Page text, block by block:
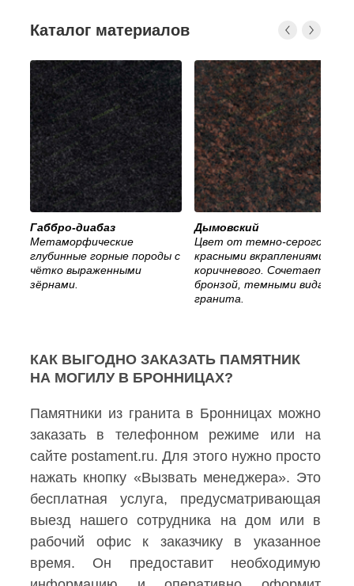
Каталог материалов
Габбро-диабаз
Метаморфические
глубинные горные породы с
чётко выраженными
зёрнами.
Дымовский
Цвет от темно-серого с
красными вкраплениями, до
коричневого. Сочетается с
бронзой, темными видами
гранита.
КАК ВЫГОДНО ЗАКАЗАТЬ ПАМЯТНИК
НА МОГИЛУ В БРОННИЦАХ?
Памятники из гранита в Бронницах можно
заказать в телефонном режиме или на
сайте postament.ru. Для этого нужно просто
нажать кнопку «Вызвать менеджера». Это
бесплатная услуга, предусматривающая
выезд нашего сотрудника на дом или в
рабочий офис к заказчику в указанное
время. Он предоставит необходимую